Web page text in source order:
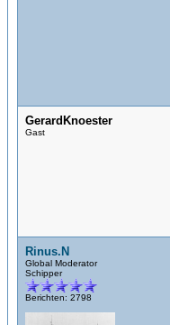
GerardKnoester
Gast
Rinus.N
Global Moderator
Schipper
Berichten: 2798